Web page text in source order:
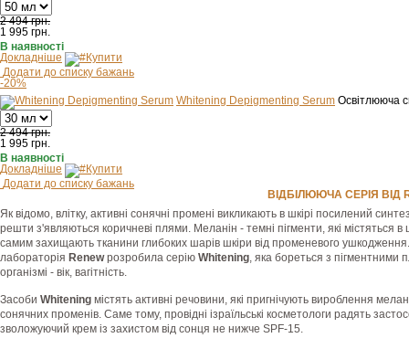
2 494 грн.
1 995 грн.
В наявності
Докладніше
Купити
Додати до списку бажань
-20%
Whitening Depigmenting Serum Освітлююча
2 494 грн.
1 995 грн.
В наявності
Докладніше
Купити
Додати до списку бажань
ВІДБІЛЮЮЧА СЕРІЯ ВІД
Як відомо, влітку, активні сонячні промені викликають в шкірі посилений
решти з'являються коричневі плями. Меланін - темні пігменти, які містяться
самим захищають тканини глибоких шарів шкіри від променевого
лабораторія Renewрозробила серію Whitening, яка бореться з
організмі - вік, вагітність.
Засоби Whitening містять активні речовини, які пригнічують вироблення
сонячних променів. Саме тому, провідні ізраїльські косметологи радять
зволожуючий крем із захистом від сонця не нижче SPF-15.